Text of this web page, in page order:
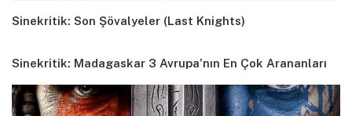
Sinekritik: Son Şövalyeler (Last Knights)
Sinekritik: Madagaskar 3 Avrupa’nın En Çok Arananları